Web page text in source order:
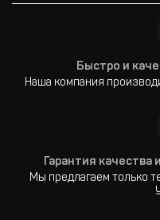
Быстро и
Наша компания
Гарантия качества
Мы предлагаем только